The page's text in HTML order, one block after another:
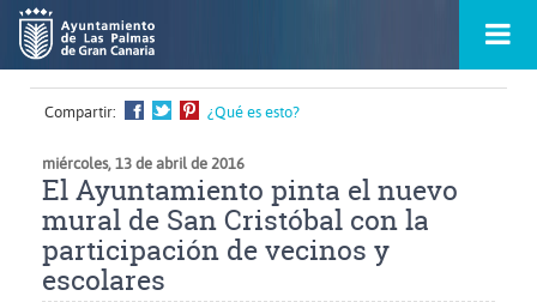
contenido
principal
Menú
Compartir: ¿Qué es esto?
miércoles, 13 de abril de 2016
El Ayuntamiento pinta el nuevo
mural de San Cristóbal con la
participación de vecinos y
escolares